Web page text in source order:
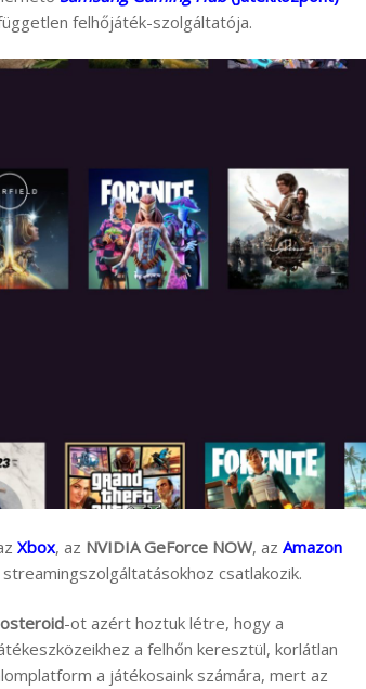
felhőjáték-szolgáltatója.
Xbox, az NVIDIA GeForce NOW, az Amazon
csatlakozik.
-ot azért hoztuk létre, hogy a
a felhőn keresztül, korlátlan
a játékosaink számára, mert az